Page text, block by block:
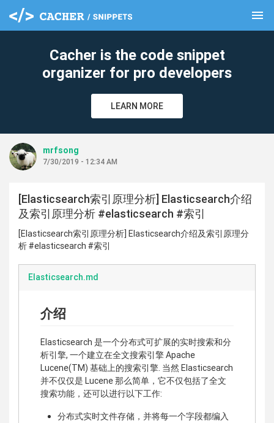
menu
Cacher is the code snippet
organizer for pro developers
LEARN MORE
mrfsong
7/30/2019 - 12:34 AM
[Elasticsearch索引原理分析] Elasticsearch介绍
及索引原理分析 #elasticsearch #索引
[Elasticsearch索引原理分析] Elasticsearch介绍及索引原理分
析 #elasticsearch #索引
Elasticsearch.md
介绍
Elasticsearch 是一个分布式可扩展的实时搜索和分
析引擎, 一个建立在全文搜索引擎 Apache
Lucene(TM) 基础上的搜索引擎. 当然 Elasticsearch
并不仅仅是 Lucene 那么简单，它不仅包括了全文
搜索功能，还可以进行以下工作:
分布式实时文件存储，并将每一个字段都编入
clear